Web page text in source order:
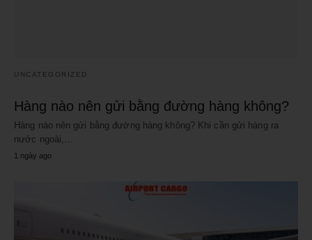
UNCATEGORIZED
Hàng nào nên gửi bằng đường hàng không?
Hàng nào nên gửi bằng đường hàng không? Khi cần gửi hàng ra
nước ngoài,…
1 ngày ago